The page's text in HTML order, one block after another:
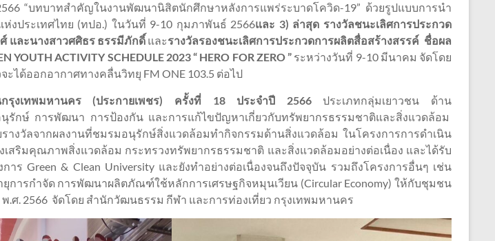
“บทบาทสำคัญในงานพัฒนานิสิตนักศึกษาหลังการแพร่ระบาดโควิด-19” ด้วยรูปแบบการนำ
งประเทศไทย (ทปอ.) ในวันที่ 9-10 กุมภาพันธ์ 2566และ 3) ล่าสุด รางวัลชนะเลิศการประกวด
และนางสาวศศิธร ธรรมีภักดิ์ และรางวัลรองชนะเลิศการประกวดการผลิตสื่อสร้างสรรค์ ชื่อผล
ACTIVITY SCHEDULE 2023 “ HERO FOR ZERO ” ระหว่างวันที่ 9-10 มีนาคม จัดโดย
ได้ออกอากาศทางคลื่นวิทยุ FM ONE 103.5 ต่อไป
กรุงเทพมหานคร (ประกายเพชร) ครั้งที่ 18 ประจำปี 2566 ประเภทกลุ่มเยาวชน ด้าน
กษ์ การพัฒนา การป้องกัน และการแก้ไขปัญหาเกี่ยวกับทรัพยากรธรรมชาติและสิ่งแวดล้อม
งวัลจากผลงานที่ชมรมอนุรักษ์สิ่งแวดล้อมทำกิจกรรมด้านสิ่งแวดล้อม ในโครงการการดำเนิน
สริมคุณภาพสิ่งแวดล้อม กระทรวงทรัพยากรธรรมชาติ และสิ่งแวดล้อมอย่างต่อเนื่อง และได้รับ
Green & Clean University และยังทำอย่างต่อเนื่องจนถึงปัจจุบัน รวมถึงโครงการอื่นๆ เช่น
ารกำจัด การพัฒนาผลิตภัณฑ์ใช้หลักการเศรษฐกิจหมุนเวียน (Circular Economy) ให้กับชุมชน
. 2566 จัดโดย สำนักวัฒนธรรม กีฬา และการท่องเที่ยว กรุงเทพมหานคร